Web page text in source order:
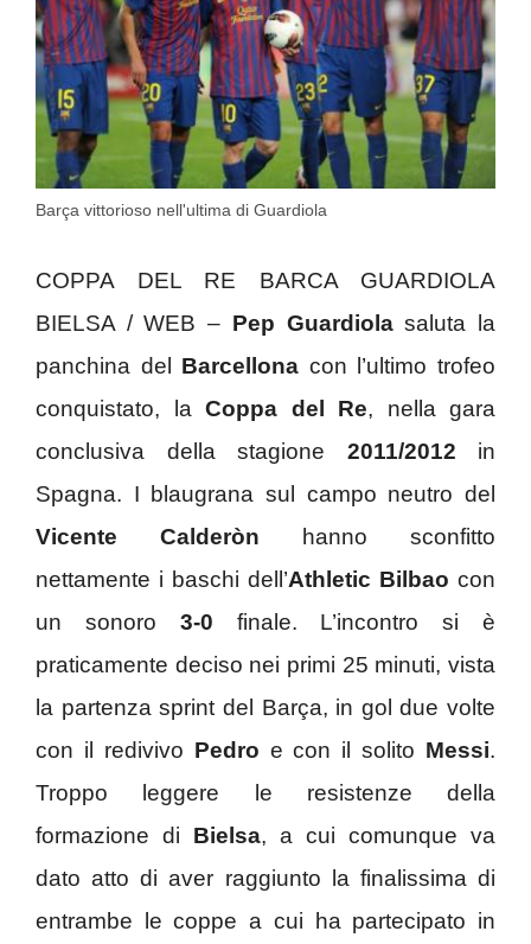
Barça vittorioso nell'ultima di Guardiola
COPPA DEL RE BARCA GUARDIOLA
BIELSA / WEB – Pep Guardiolasaluta la
panchina del Barcellona con l’ultimo trofeo
conquistato, la Coppa del Re, nella gara
conclusiva della stagione 2011/2012 in
Spagna. I blaugrana sul campo neutro del
Vicente Calderòn hanno sconfitto
nettamente i baschi dell’Athletic Bilbao con
un sonoro 3-0 finale. L’incontro si è
praticamente deciso nei primi 25 minuti, vista
la partenza sprint del Barça, in gol due volte
con il redivivo Pedro e con il solito Messi.
Troppo leggere le resistenze della
formazione di Bielsa, a cui comunque va
dato atto di aver raggiunto la finalissima di
entrambe le coppe a cui ha partecipato in